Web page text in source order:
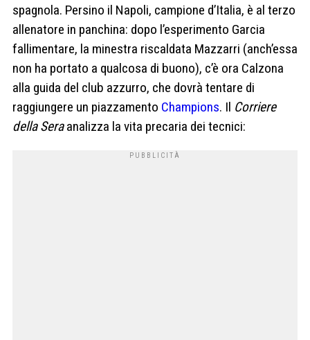
spagnola. Persino il Napoli, campione d’Italia, è al terzo
allenatore in panchina: dopo l’esperimento Garcia
fallimentare, la minestra riscaldata Mazzarri (anch’essa
non ha portato a qualcosa di buono), c’è ora Calzona
alla guida del club azzurro, che dovrà tentare di
raggiungere un piazzamento Champions. Il Corriere
della Seraanalizza la vita precaria dei tecnici: